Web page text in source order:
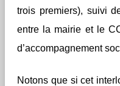
trois premiers), suivi
entre la mairie et le
d’accompagnement
Notons que si cet